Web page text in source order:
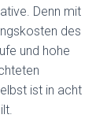
Denn mit
des
und hohe
ist in acht